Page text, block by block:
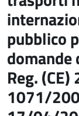
pubblico
domande
Reg.
1071/